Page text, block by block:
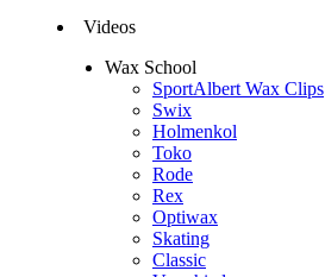
Videos
Wax School
SportAlbert Wax Clips
Swix
Holmenkol
Toko
Rode
Rex
Optiwax
Skating
Classic